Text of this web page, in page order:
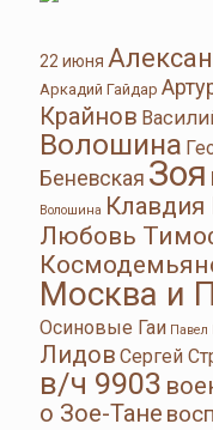
22 июня
Аркадий Гайдар
Крайнов
Волошина
Беневская Зоя
Волошина
Любовь
Москва и
Осиновые Гаи Павел
Лидов Сергей
в/ч 9903
о Зое-Тане